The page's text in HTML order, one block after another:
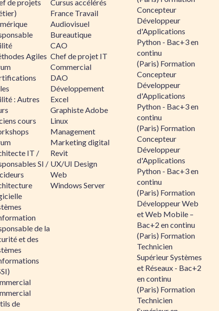
de projets
Agiles
: Autres
cours
IT /
SI /
de la
et des
de
Cursus accélérés
France Travail
Audiovisuel
Bureautique
CAO
Chef de projet IT
Commercial
DAO
Développement
Excel
Graphiste Adobe
Linux
Management
Marketing digital
Revit
UX/UI Design
Web
Windows Server
Concepteur
Développeur
d'Applications
Python - Bac+3 en
continu
(Paris) Formation
Concepteur
Développeur
d'Applications
Python - Bac+3 en
continu
(Paris) Formation
Concepteur
Développeur
d'Applications
Python - Bac+3 en
continu
(Paris) Formation
Développeur Web
et Web Mobile –
Bac+2 en continu
(Paris) Formation
Technicien
Supérieur Systèmes
et Réseaux - Bac+2
en continu
(Paris) Formation
Technicien